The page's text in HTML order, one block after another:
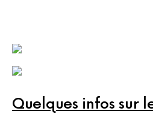
Quelques infos sur